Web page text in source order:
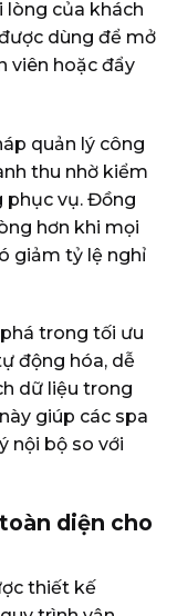
lòng của khách
dùng để mở
viên hoặc đẩy
quản lý công
thu nhờ kiểm
phục vụ. Đồng
hơn khi mọi
giảm tỷ lệ nghỉ
trong tối ưu
động hóa, dễ
dữ liệu trong
giúp các spa
nội bộ so với
diện cho
thiết kế